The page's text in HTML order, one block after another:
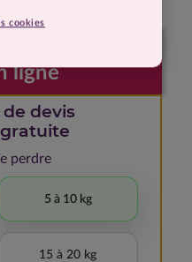
ligne
devis
perdre
5 à 10 kg
15 à 20 kg
cookies